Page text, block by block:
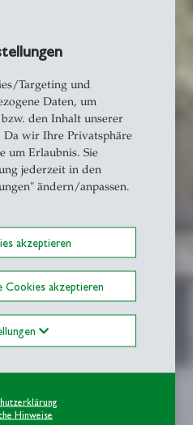
Targeting und
Daten, um
bzw. den Inhalt unserer
Da wir Ihre Privatsphäre
um Erlaubnis. Sie
jederzeit in den
ändern/anpassen.
akzeptieren
Cookies akzeptieren
Hinweise